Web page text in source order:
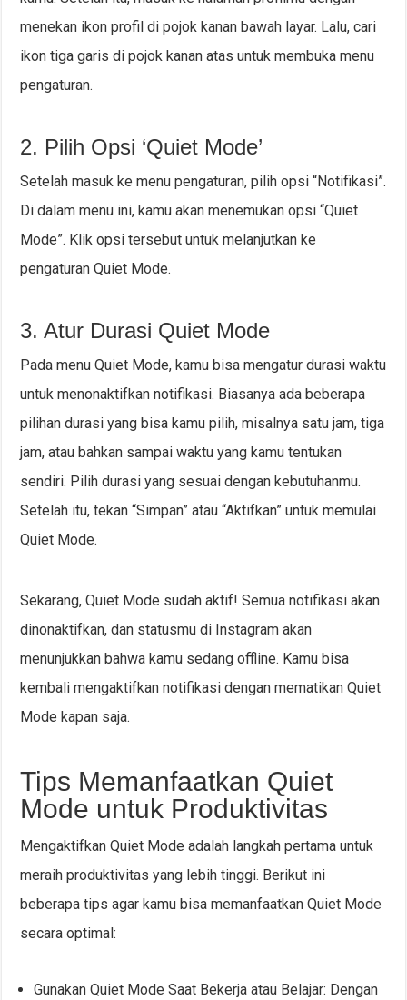
menekan ikon profil di pojok kanan bawah layar. Lalu, cari
ikon tiga garis di pojok kanan atas untuk membuka menu
pengaturan.
2. Pilih Opsi ‘Quiet Mode’
Setelah masuk ke menu pengaturan, pilih opsi “Notifikasi”.
Di dalam menu ini, kamu akan menemukan opsi “Quiet
Mode”. Klik opsi tersebut untuk melanjutkan ke
pengaturan Quiet Mode.
3. Atur Durasi Quiet Mode
Pada menu Quiet Mode, kamu bisa mengatur durasi waktu
untuk menonaktifkan notifikasi. Biasanya ada beberapa
pilihan durasi yang bisa kamu pilih, misalnya satu jam, tiga
jam, atau bahkan sampai waktu yang kamu tentukan
sendiri. Pilih durasi yang sesuai dengan kebutuhanmu.
Setelah itu, tekan “Simpan” atau “Aktifkan” untuk memulai
Quiet Mode.
Sekarang, Quiet Mode sudah aktif! Semua notifikasi akan
dinonaktifkan, dan statusmu di Instagram akan
menunjukkan bahwa kamu sedang offline. Kamu bisa
kembali mengaktifkan notifikasi dengan mematikan Quiet
Mode kapan saja.
Tips Memanfaatkan Quiet
Mode untuk Produktivitas
Mengaktifkan Quiet Mode adalah langkah pertama untuk
meraih produktivitas yang lebih tinggi. Berikut ini
beberapa tips agar kamu bisa memanfaatkan Quiet Mode
secara optimal:
Gunakan Quiet Mode Saat Bekerja atau Belajar: Dengan